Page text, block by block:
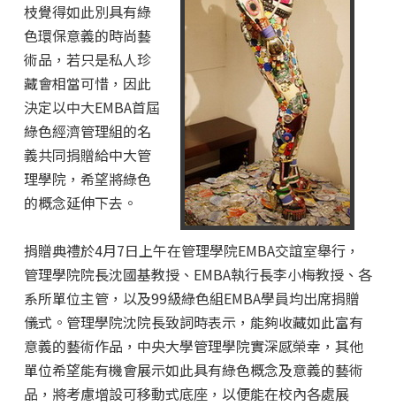
枝覺得如此別具有綠
色環保意義的時尚藝
術品，若只是私人珍
藏會相當可惜，因此
決定以中大EMBA首屆
綠色經濟管理組的名
義共同捐贈給中大管
理學院，希望將綠色
的概念延伸下去。
捐贈典禮於4月7日上午在管理學院EMBA交誼室舉行，
管理學院院長沈國基教授、EMBA執行長李小梅教授、各
系所單位主管，以及99級綠色組EMBA學員均出席捐贈
儀式。管理學院沈院長致詞時表示，能夠收藏如此富有
意義的藝術作品，中央大學管理學院實深感榮幸，其他
單位希望能有機會展示如此具有綠色概念及意義的藝術
品，將考慮增設可移動式底座，以便能在校內各處展